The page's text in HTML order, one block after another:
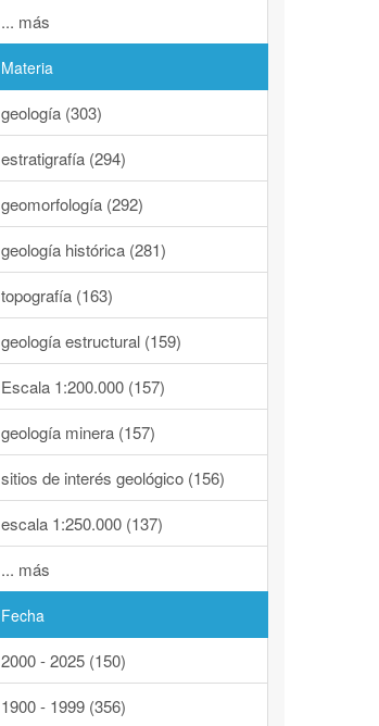
... más
Materia
geología (303)
estratigrafía (294)
geomorfología (292)
geología histórica (281)
topografía (163)
geología estructural (159)
Escala 1:200.000 (157)
geología minera (157)
sitios de interés geológico (156)
escala 1:250.000 (137)
... más
Fecha
2000 - 2025 (150)
1900 - 1999 (356)